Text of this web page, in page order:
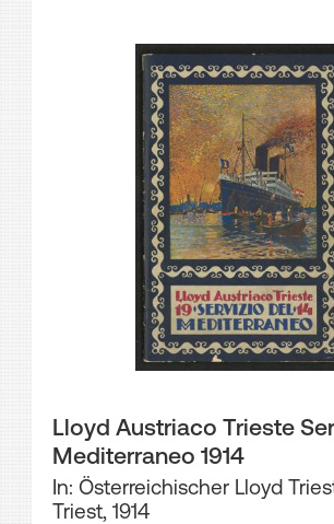
Lloyd Austriaco Trieste
Mediterraneo 1914
In: Österreichischer Lloyd
Triest, 1914